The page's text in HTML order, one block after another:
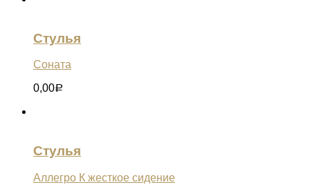
Стулья
Соната
0,00Р
Стулья
Аллегро К жесткое сидение